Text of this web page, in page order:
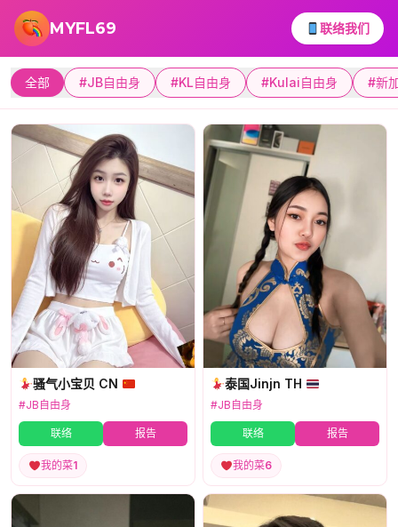
跳转到主要内容
MYFL69 联络我们
全部 #JB自由身 #KL自由身 #Kulai自由身 #新
骚气小宝贝 CN
#JB自由身
联络 报告
我的菜1
泰国Jinjn TH
#JB自由身
联络 报告
我的菜6